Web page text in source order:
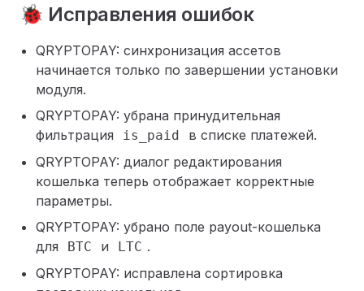
🐞 Исправления ошибок
QRYPTOPAY: синхронизация ассетов
начинается только по завершении установки
модуля.
QRYPTOPAY: убрана принудительная
фильтрация
is_paid
в списке платежей.
QRYPTOPAY: диалог редактирования
кошелька теперь отображает корректные
параметры.
QRYPTOPAY: убрано поле payout-кошелька
для
BTC и LTC .
QRYPTOPAY: исправлена сортировка